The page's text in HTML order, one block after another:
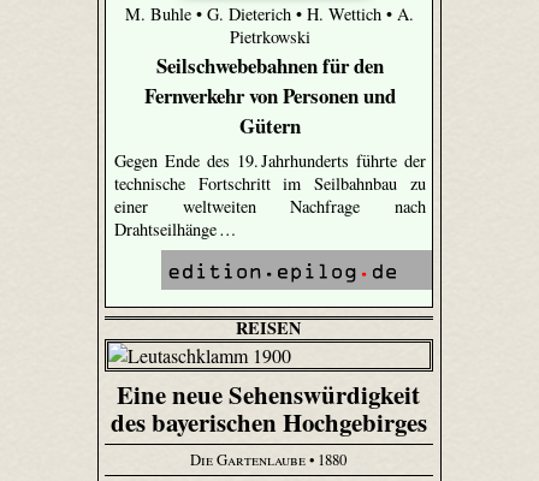
M. Buhle • G. Dieterich • H. Wettich • A.
Pietrkowski
Seilschwebebahnen für den
Fernverkehr von Personen und
Gütern
Gegen Ende des 19. Jahrhunderts führte der
technische Fortschritt im Seilbahnbau zu
einer weltweiten Nachfrage nach
Drahtseilhänge …
REISEN
Eine neue Sehenswürdigkeit
des bayerischen Hochgebirges
Die Gartenlaube• 1880